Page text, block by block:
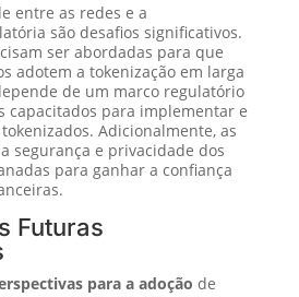
entre as redes e a
são desafios significativos.
ser abordadas para que
adotem a tokenização em larga
de um marco regulatório
capacitados para implementar e
Adicionalmente, as
segurança e privacidade dos
para ganhar a confiança
Futuras
para a adoção de